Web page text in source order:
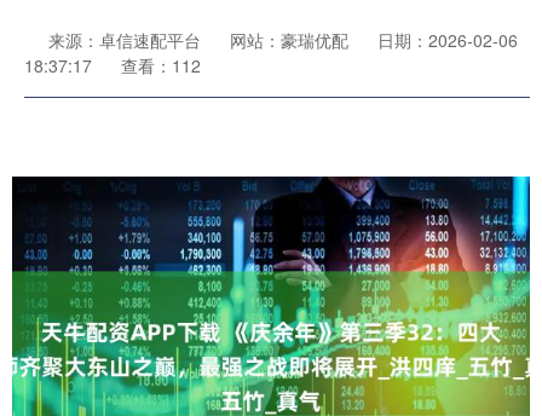
来源：卓信速配平台 网站：豪瑞优配
日期：2026-02-06
18:37:17
查看：112